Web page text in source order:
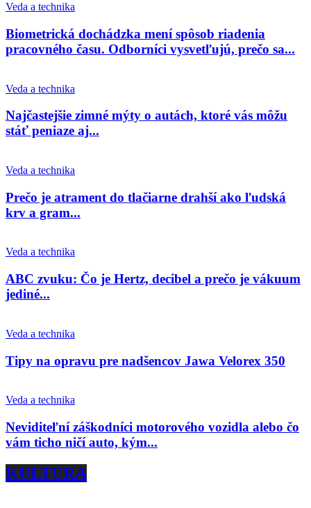
Veda a technika
Biometrická dochádzka mení spôsob riadenia
pracovného času. Odborníci vysvetľujú, prečo sa...
Veda a technika
Najčastejšie zimné mýty o autách, ktoré vás môžu
stáť peniaze aj...
Veda a technika
Prečo je atrament do tlačiarne drahší ako ľudská
krv a gram...
Veda a technika
ABC zvuku: Čo je Hertz, decibel a prečo je vákuum
jediné...
Veda a technika
Tipy na opravu pre nadšencov Jawa Velorex 350
Veda a technika
Neviditeľní záškodníci motorového vozidla alebo čo
vám ticho ničí auto, kým...
KULTÚRA